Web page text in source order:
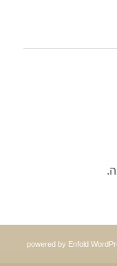
powered by Enfold